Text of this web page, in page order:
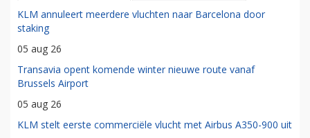
KLM annuleert meerdere vluchten naar Barcelona door
staking
05 aug 26
Transavia opent komende winter nieuwe route vanaf
Brussels Airport
05 aug 26
KLM stelt eerste commerciële vlucht met Airbus A350-900 uit